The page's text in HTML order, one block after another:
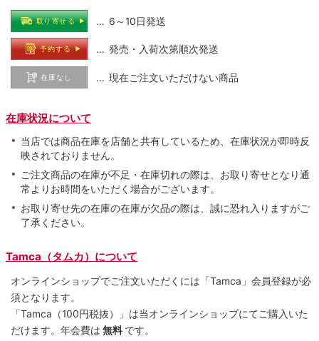
取り寄せる … 6～10日発送
予約する … 発売・入荷次第順次発送
在庫なし … 現在ご注文いただけない商品
在庫状況について
当店では商品在庫を店舗と共有しているため、在庫状況が即時反
映されておりません。
ご注文商品の在庫が不足・在庫切れの際は、お取り寄せとなり通
常よりお時間をいただく場合がございます。
お取り寄せ先の在庫の在庫が欠品の際は、誠に恐れ入りますがご
了承ください。
Tamca（タムカ）について
オンラインショップでご注⽂いただくには「Tamca」会員登録が必
須となります。
「Tamca （100円税抜）
」は当オンラインショップにてご購⼊いた
だけます。 年会費は 無料 です。